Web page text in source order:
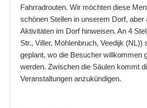
Fahrradrouten. Wir möchten diese
schönen Stellen in unserem Dorf, aber
Aktivitäten im Dorf hinweisen. An 4
Str., Viller, Möhlenbruch, Veedijk (NL))
geplant, wo die Besucher willkommen
werden. Zwischen die Säulen kommt
Veranstaltungen anzukündigen.